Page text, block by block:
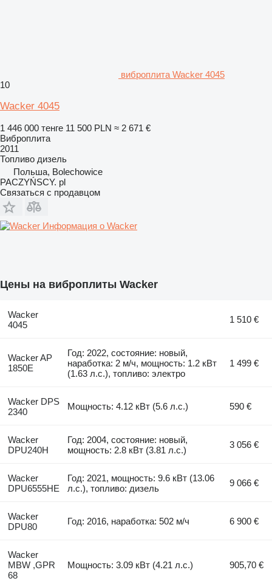
виброплита Wacker 4045
10
Wacker 4045
1 446 000 тенге 11 500 PLN ≈ 2 671 €
Виброплита
2011
Топливо дизель
Польша, Bolechowice
PACZYŃSCY. pl
Связаться с продавцом
Информация о Wacker
Цены на виброплиты Wacker
Wacker
4045
1 510 €
Wacker AP
1850E
Год: 2022, состояние: новый,
наработка: 2 м/ч, мощность: 1.2 кВт
(1.63 л.с.), топливо: электро
1 499 €
Wacker DPS
2340
Мощность: 4.12 кВт (5.6 л.с.) 590 €
Wacker
DPU240H
Год: 2004, состояние: новый,
мощность: 2.8 кВт (3.81 л.с.)
3 056 €
Wacker
DPU6555HE
Год: 2021, мощность: 9.6 кВт (13.06
л.с.), топливо: дизель
9 066 €
Wacker
DPU80
Год: 2016, наработка: 502 м/ч 6 900 €
Wacker
MBW ,GPR
68
Мощность: 3.09 кВт (4.21 л.с.) 905,70 €